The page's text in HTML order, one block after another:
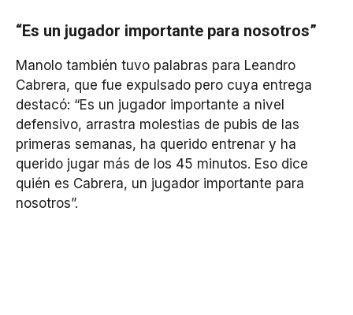
“Es un jugador importante para nosotros”
Manolo también tuvo palabras para Leandro
Cabrera, que fue expulsado pero cuya entrega
destacó: “Es un jugador importante a nivel
defensivo, arrastra molestias de pubis de las
primeras semanas, ha querido entrenar y ha
querido jugar más de los 45 minutos. Eso dice
quién es Cabrera, un jugador importante para
nosotros”.